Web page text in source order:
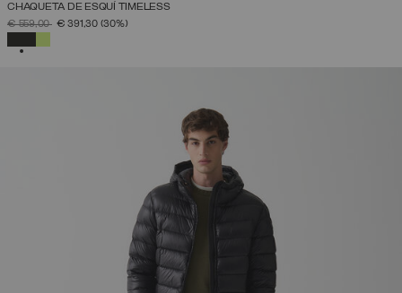
CHAQUETA DE ESQUÍ TIMELESS
PRECIO REBAJADO DE
€ 559,00A€ 391,30 (30%)